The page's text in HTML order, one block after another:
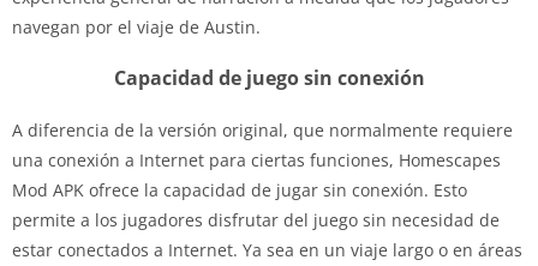
navegan por el viaje de Austin.
Capacidad de juego sin conexión
A diferencia de la versión original, que normalmente requiere
una conexión a Internet para ciertas funciones, Homescapes
Mod APK ofrece la capacidad de jugar sin conexión. Esto
permite a los jugadores disfrutar del juego sin necesidad de
estar conectados a Internet. Ya sea en un viaje largo o en áreas